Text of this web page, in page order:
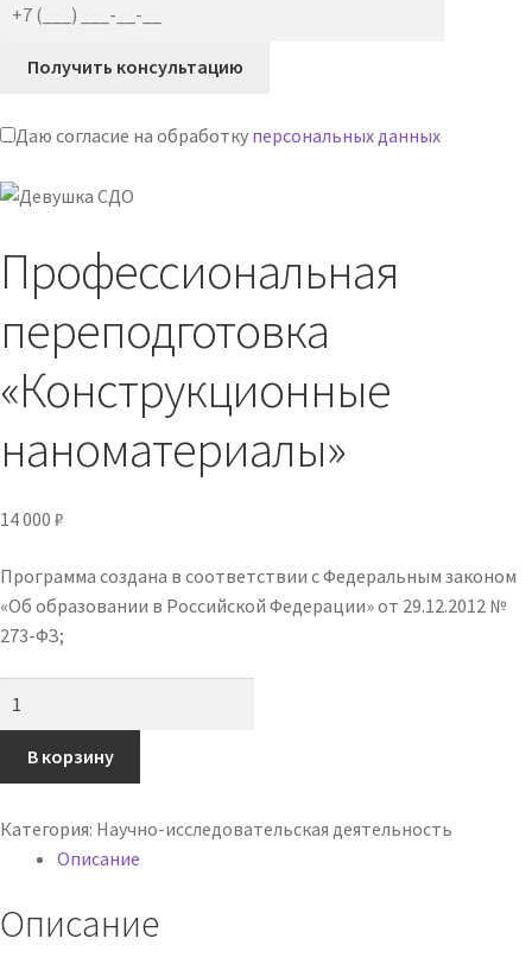
Даю согласие на обработку персональных данных
Профессиональная
переподготовка
«Конструкционные
наноматериалы»
14 000 ₽
Программа создана в соответствии с Федеральным законом
«Об образовании в Российской Федерации» от 29.12.2012 №
273-ФЗ;
Профессиональная
переподготовка
наноматериалы»
В корзину
Категория: Научно-исследовательская деятельность
Описание
Описание